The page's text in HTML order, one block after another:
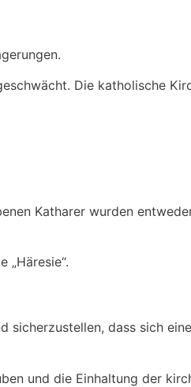
Die katholische
Katharer wurden
sicherzustellen, dass sich
und die Einhaltung der